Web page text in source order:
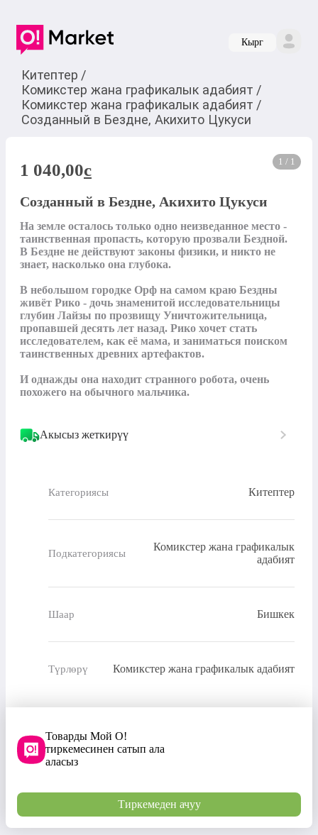
Кырг
Китептер /
Комикстер жана графикалык адабият /
Комикстер жана графикалык адабият /
Созданный в Бездне, Акихито Цукуси
1 / 1
1 040,00c
Созданный в Бездне, Акихито Цукуси
На земле осталось только одно неизведанное место -
таинственная пропасть, которую прозвали Бездной.
В Бездне не действуют законы физики, и никто не
знает, насколько она глубока.
В небольшом городке Орф на самом краю Бездны
живёт Рико - дочь знаменитой исследовательницы
глубин Лайзы по прозвищу Уничтожительница,
пропавшей десять лет назад. Рико хочет стать
исследователем, как её мама, и заниматься поиском
таинственных древних артефактов.
И однажды она находит странного робота, очень
похожего на обычного мальчика.
Акысыз жеткирүү
Категориясы Китептер
Подкатегориясы
Комикстер жана графикалык
адабият
Шаар Бишкек
Түрлөрү Комикстер жана графикалык адабият
Товарды Мой О!
тиркемесинен сатып ала
аласыз
Тиркемеден ачуу